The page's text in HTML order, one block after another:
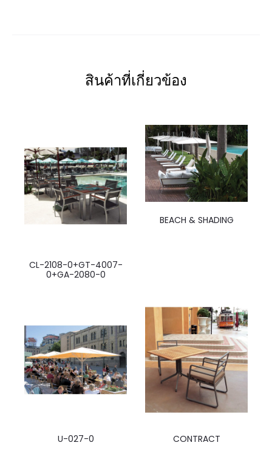
สินค้าที่เกี่ยวข้อง
CL-2108-0+GT-4007-
0+GA-2080-0
BEACH & SHADING
U-027-0 CONTRACT